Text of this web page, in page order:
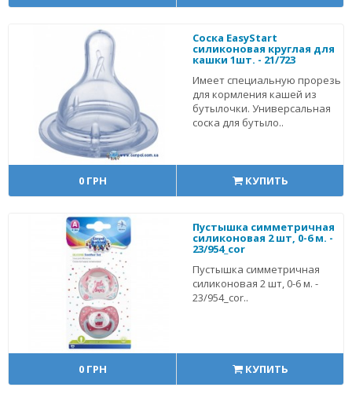
Соска EasyStart
силиконовая круглая для
кашки 1шт. - 21/723
Имеет специальную прорезь
для кормления кашей из
бутылочки. Универсальная
соска для бутыло..
0 ГРН КУПИТЬ
Пустышка симметричная
силиконовая 2 шт, 0-6 м. -
23/954_cor
Пустышка симметричная
силиконовая 2 шт, 0-6 м. -
23/954_cor..
0 ГРН КУПИТЬ